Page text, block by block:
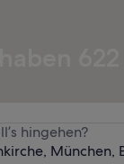
hingehen?